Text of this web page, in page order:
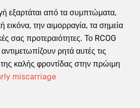
εξαρτάται από τα συμπτώματα,
εικόνα, την αιμορραγία, τα σημεία
σας προτεραιότητες. Το RCOG
ρητά αυτές τις
καλής φροντίδας στην πρώιμη
miscarriage